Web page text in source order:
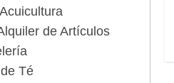
de Artículos
Té